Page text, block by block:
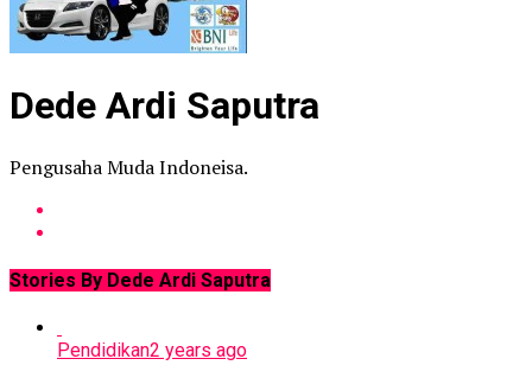
Dede Ardi Saputra
Pengusaha Muda Indoneisa.
Stories By Dede Ardi Saputra
Pendidikan2 years ago